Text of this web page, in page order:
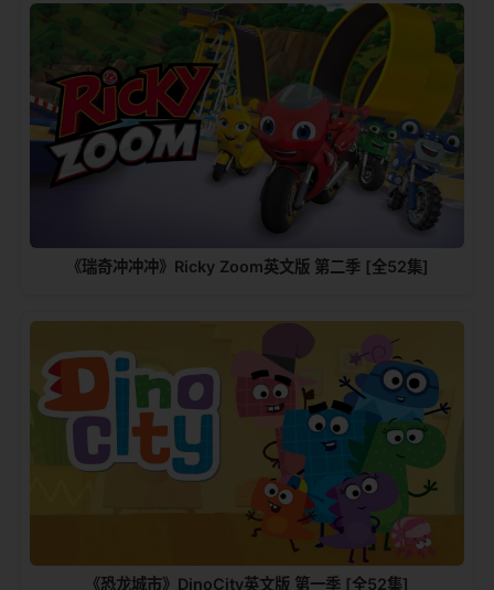
《瑞奇冲冲冲》Ricky Zoom英文版 第二季 [全52集]
《恐龙城市》DinoCity英文版 第一季 [全52集]